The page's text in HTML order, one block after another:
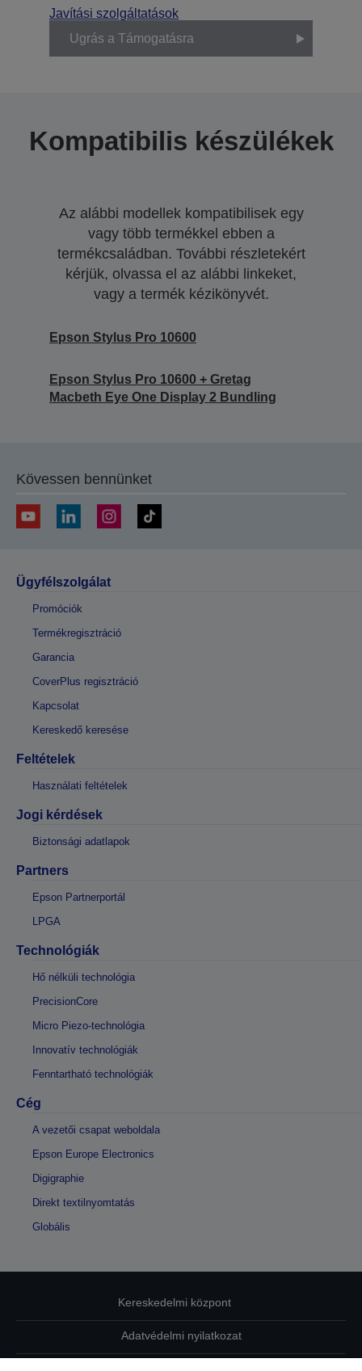
Javítási szolgáltatások
Ugrás a Támogatásra
Kompatibilis készülékek
Az alábbi modellek kompatibilisek egy
vagy több termékkel ebben a
termékcsaládban. További részletekért
kérjük, olvassa el az alábbi linkeket,
vagy a termék kézikönyvét.
Epson Stylus Pro 10600
Epson Stylus Pro 10600 + Gretag
Macbeth Eye One Display 2 Bundling
Kövessen bennünket
Ügyfélszolgálat
Promóciók
Termékregisztráció
Garancia
CoverPlus regisztráció
Kapcsolat
Kereskedő keresése
Feltételek
Használati feltételek
Jogi kérdések
Biztonsági adatlapok
Partners
Epson Partnerportál
LPGA
Technológiák
Hő nélküli technológia
PrecisionCore
Micro Piezo-technológia
Innovatív technológiák
Fenntartható technológiák
Cég
A vezetői csapat weboldala
Epson Europe Electronics
Digigraphie
Direkt textilnyomtatás
Globális
Kereskedelmi központ
Adatvédelmi nyilatkozat